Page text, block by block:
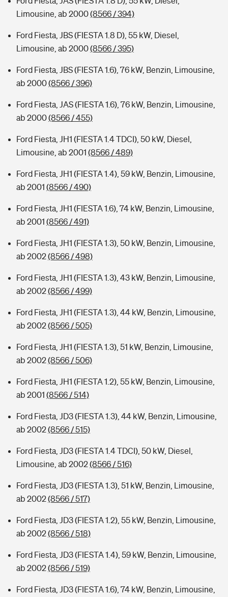
Limousine, ab 2000(8566 / 394)
Ford Fiesta, JBS (FIESTA 1.8 D), 55 kW, Diesel,
Limousine, ab 2000(8566 / 395)
Ford Fiesta, JBS (FIESTA 1.6), 76 kW, Benzin, Limousine,
ab 2000(8566 / 396)
Ford Fiesta, JAS (FIESTA 1.6), 76 kW, Benzin, Limousine,
ab 2000(8566 / 455)
Ford Fiesta, JH1 (FIESTA 1.4 TDCI), 50 kW, Diesel,
Limousine, ab 2001 (8566 / 489)
Ford Fiesta, JH1 (FIESTA 1.4), 59 kW, Benzin, Limousine,
ab 2001 (8566 / 490)
Ford Fiesta, JH1 (FIESTA 1.6), 74 kW, Benzin, Limousine,
ab 2001 (8566 / 491)
Ford Fiesta, JH1 (FIESTA 1.3), 50 kW, Benzin, Limousine,
ab 2002(8566 / 498)
Ford Fiesta, JH1 (FIESTA 1.3), 43 kW, Benzin, Limousine,
ab 2002(8566 / 499)
Ford Fiesta, JH1 (FIESTA 1.3), 44 kW, Benzin, Limousine,
ab 2002(8566 / 505)
Ford Fiesta, JH1 (FIESTA 1.3), 51 kW, Benzin, Limousine,
ab 2002(8566 / 506)
Ford Fiesta, JH1 (FIESTA 1.2), 55 kW, Benzin, Limousine,
ab 2001 (8566 / 514)
Ford Fiesta, JD3 (FIESTA 1.3), 44 kW, Benzin, Limousine,
ab 2002(8566 / 515)
Ford Fiesta, JD3 (FIESTA 1.4 TDCI), 50 kW, Diesel,
Limousine, ab 2002(8566 / 516)
Ford Fiesta, JD3 (FIESTA 1.3), 51 kW, Benzin, Limousine,
ab 2002(8566 / 517)
Ford Fiesta, JD3 (FIESTA 1.2), 55 kW, Benzin, Limousine,
ab 2002(8566 / 518)
Ford Fiesta, JD3 (FIESTA 1.4), 59 kW, Benzin, Limousine,
ab 2002(8566 / 519)
Ford Fiesta, JD3 (FIESTA 1.6), 74 kW, Benzin, Limousine,